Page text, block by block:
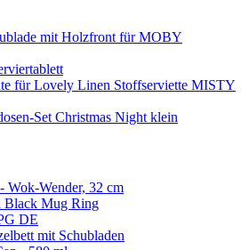
mit Holzfront für MOBY
für Lovely Linen Stoffserviette MISTY
Set Christmas Night klein
Wok-Wender, 32 cm
Black Mug Ring
DE
mit Schubladen